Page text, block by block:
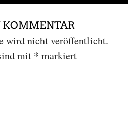
KOMMENTAR
wird nicht veröffentlicht.
mit * markiert